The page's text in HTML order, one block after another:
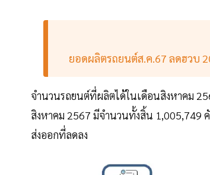
ยอดผลิตรถยนต์ส.ค.67 ลดฮวบ
จำนวนรถยนต์ที่ผลิตได้ในเดือนสิงหาคม
สิงหาคม 2567 มีจำนวนทั้งสิ้น 1,005,749
ส่งออกที่ลดลง